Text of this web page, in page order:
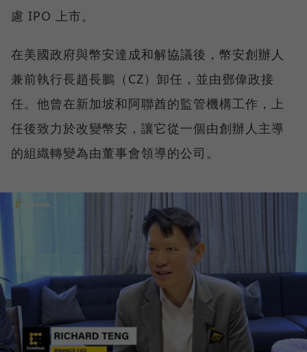
慮 IPO 上市。
在美國政府與幣安達成和解協議後，幣安創辦人
兼前執行長趙長鵬（CZ）卸任，並由鄧偉政接
任。他曾在新加坡和阿聯酋的監管機構工作，上
任後致力於改變幣安，讓它從一個由創辦人主導
的組織轉變為由董事會領導的公司。